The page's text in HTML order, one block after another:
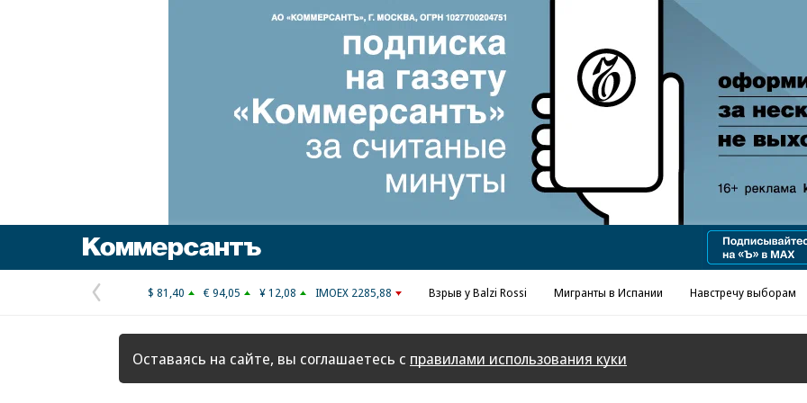
Реклама в «Ъ» www.kommersant.ru/ad
Предыдущая
страница
$ 81,40 € 94,05 ¥ 12,08 IMOEX 2285,88 Взрыв у Balzi Rossi Мигранты в Испании Навстречу выборам
Оставаясь на сайте, вы соглашаетесь с правилами использования куки